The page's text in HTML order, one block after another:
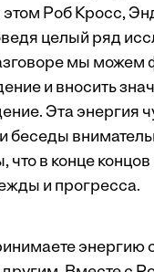
Роб Кросс,
целый ряд
мы можем
и вносить
Эта энергия
беседы
что в конце
и прогресса.
энергию